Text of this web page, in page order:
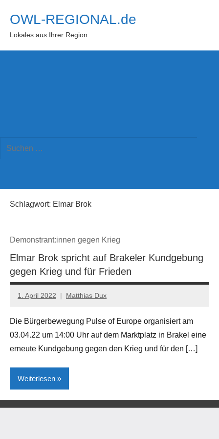
Inhalt
springen
OWL-REGIONAL.de
Lokales aus Ihrer Region
Suchen
Schlagwort: Elmar Brok
Demonstrant:innen gegen Krieg
Elmar Brok spricht auf Brakeler Kundgebung
gegen Krieg und für Frieden
1. April 2022 Matthias Dux
Die Bürgerbewegung Pulse of Europe organisiert am
03.04.22 um 14:00 Uhr auf dem Marktplatz in Brakel eine
erneute Kundgebung gegen den Krieg und für den […]
Weiterlesen
Brakel